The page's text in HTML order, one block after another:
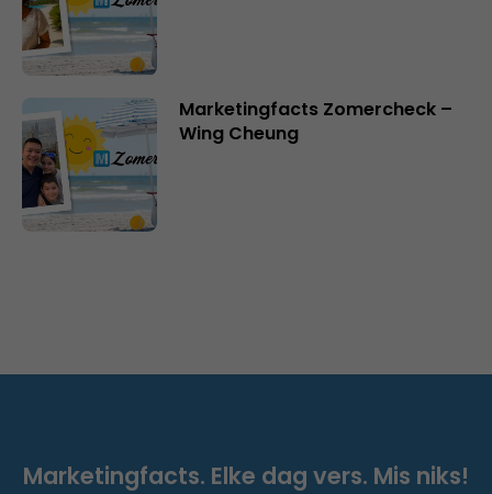
Marketingfacts Zomercheck –
Wing Cheung
Marketingfacts. Elke dag vers. Mis niks!